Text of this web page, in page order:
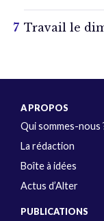
Travail le
A PROPOS
Qui sommes-nous
La rédaction
Boîte à idées
Actus d’Alter
PUBLICATIONS